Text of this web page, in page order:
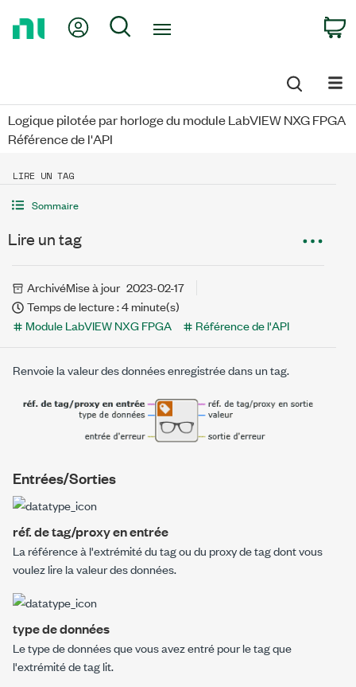
My Account
Search
Logique pilotée par horloge du module LabVIEW NXG FPGA
Référence de l'API
LIRE UN TAG
Sommaire
Lire un tag
ArchivéMise à jour 2023-02-17
Temps de lecture : 4 minute(s)
Module LabVIEW NXG FPGA
Référence de l'API
Renvoie la valeur des données enregistrée dans un tag.
Entrées/Sorties
réf. de tag/proxy en entrée
La référence à l'extrémité du tag ou du proxy de tag dont vous
voulez lire la valeur des données.
type de données
Le type de données que vous avez entré pour le tag que
l'extrémité de tag lit.